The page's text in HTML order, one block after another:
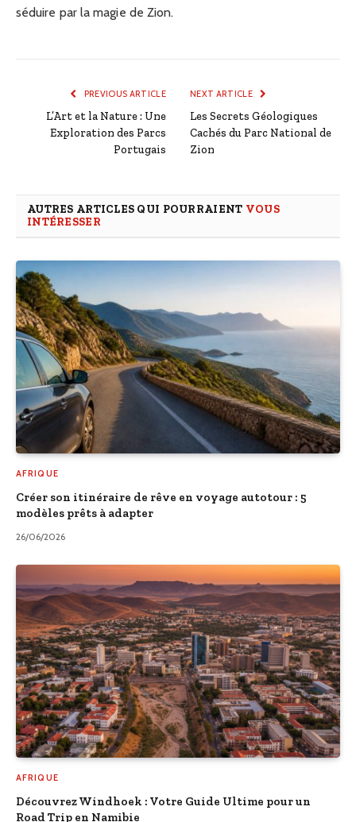
séduire par la magie de Zion.
PREVIOUS ARTICLE
L’Art et la Nature : Une
Exploration des Parcs
Portugais
NEXT ARTICLE
Les Secrets Géologiques
Cachés du Parc National de
Zion
AUTRES ARTICLES QUI POURRAIENT VOUS
INTÉRESSER
AFRIQUE
Créer son itinéraire de rêve en voyage autotour : 5
modèles prêts à adapter
26/06/2026
AFRIQUE
Découvrez Windhoek : Votre Guide Ultime pour un
Road Trip en Namibie